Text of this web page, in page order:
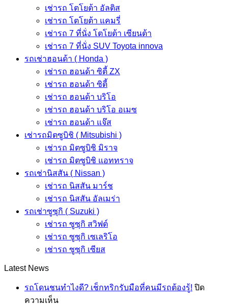
เช่ารถ โตโยต้า อัลติส
เช่ารถ โตโยต้า แคมรี่
เช่ารถ 7 ที่นั่ง โตโยต้า เซียนต้า
เช่ารถ 7 ที่นั่ง SUV Toyota innova
รถเช่าฮอนด้า ( Honda )
เช่ารถ ฮอนด้า ซิตี้ ZX
เช่ารถ ฮอนด้า ซิตี้
เช่ารถ ฮอนด้า บริโอ
เช่ารถ ฮอนด้า บริโอ อเมซ
เช่ารถ ฮอนด้า แจ๊ส
เช่ารถมิตซูบิชิ ( Mitsubishi )
เช่ารถ มิตซูบิชิ มิราจ
เช่ารถ มิตซูบิชิ แอททราจ
รถเช่านิสสัน ( Nissan )
เช่ารถ นิสสัน มาร์ช
เช่ารถ นิสสัน อัลเมร่า
รถเช่าซูซุกิ ( Suzuki )
เช่ารถ ซูซุกิ สวิฟต์
เช่ารถ ซูซุกิ เซเลริโอ
เช่ารถ ซูซุกิ เซียส
Latest News
รถโดนชนทำไงดี? เช็กทริกรับมือที่คนมีรถต้องรู้! ปิด
ความเห็นบน